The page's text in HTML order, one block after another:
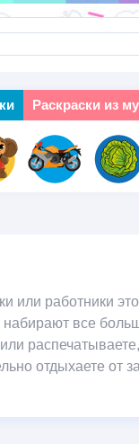
Раскраски из
или работники
все
отдыхаете от